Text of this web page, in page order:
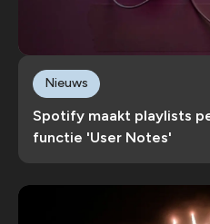
Spotify maakt playlists
functie 'User Notes'
Nieuws